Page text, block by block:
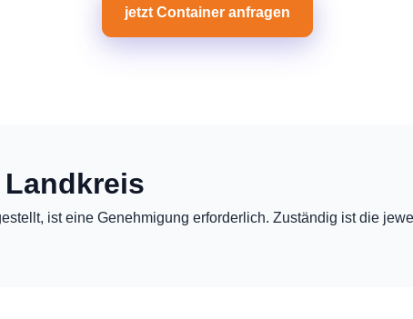
jetzt Container anfragen
ist eine Genehmigung erforderlich. Zuständig ist die